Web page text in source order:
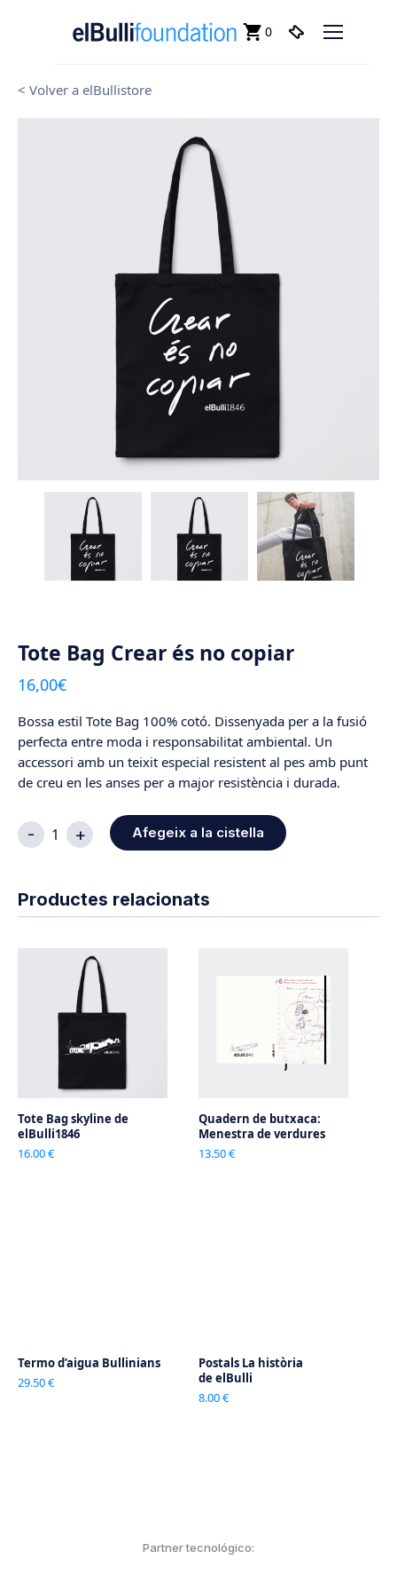
0
< Volver a elBullistore
Tote Bag Crear és no copiar
16,00€
Bossa estil Tote Bag 100% cotó. Dissenyada per a la fusió
perfecta entre moda i responsabilitat ambiental. Un
accessori amb un teixit especial resistent al pes amb punt
de creu en les anses per a major resistència i durada.
quantitat
de
Crear
és
copiar
+
- Afegeix a la cistella
Productes relacionats
Tote Bag skyline de
elBulli1846
16.00 €
Quadern de butxaca:
Menestra de verdures
13.50 €
Termo d’aigua Bullinians
29.50 €
Postals La història
de elBulli
8.00 €
Partner tecnológico: